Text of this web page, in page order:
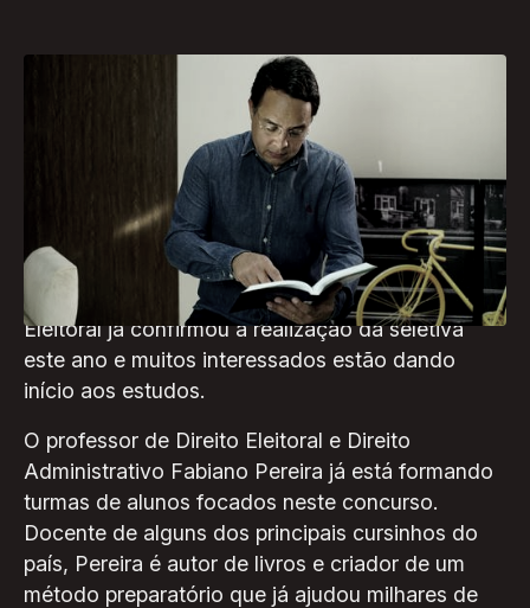
O Concurso Unificado do Tribunal Superior
Eleitoral (TSE) é o maior e um dos mais
aguardados concursos de 2023, com cargos
cuja remuneração varia de R$ 9.052,02 (técnico)
a R$ 14.852,65 (analista). Embora o edital ainda
não tenha sido publicado, o Tribunal Superior
Eleitoral já confirmou a realização da seletiva
este ano e muitos interessados estão dando
início aos estudos.
O professor de Direito Eleitoral e Direito
Administrativo Fabiano Pereira já está formando
turmas de alunos focados neste concurso.
Docente de alguns dos principais cursinhos do
país, Pereira é autor de livros e criador de um
método preparatório que já ajudou milhares de